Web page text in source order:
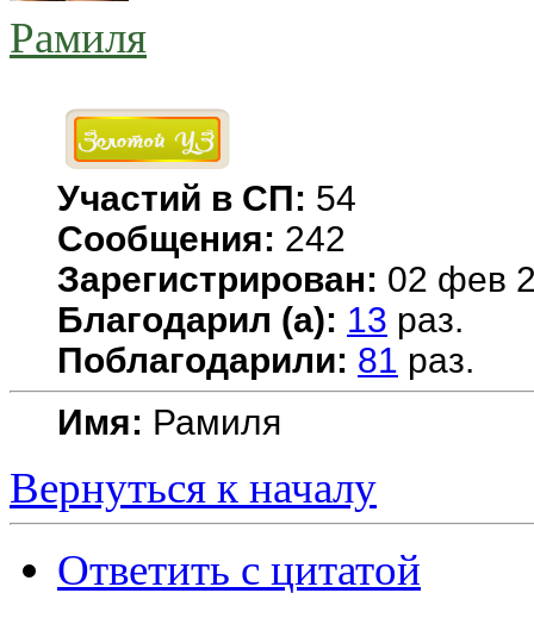
Рамиля
Участий в СП: 54
Сообщения: 242
Зарегистрирован: 02 фев
Благодарил (а): 13 раз.
Поблагодарили: 81 раз.
Имя: Рамиля
Вернуться к началу
Ответить с цитатой